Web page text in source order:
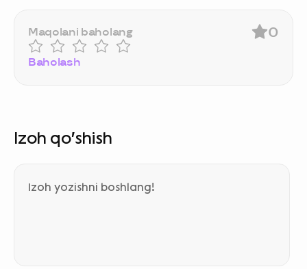
Maqolani baholang
Baholash
0
Izoh qo‘shish